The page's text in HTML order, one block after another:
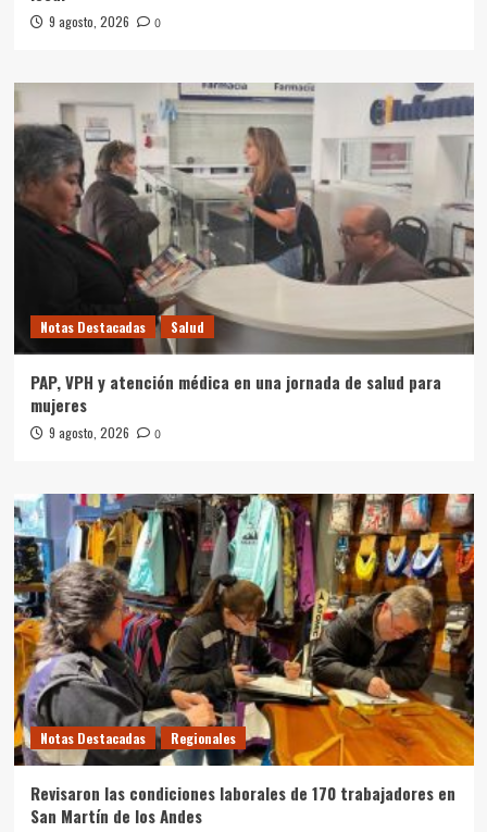
9 agosto, 2026 0
Notas Destacadas Salud
PAP, VPH y atención médica en una jornada de salud para
mujeres
9 agosto, 2026 0
Notas Destacadas Regionales
Revisaron las condiciones laborales de 170 trabajadores en
San Martín de los Andes